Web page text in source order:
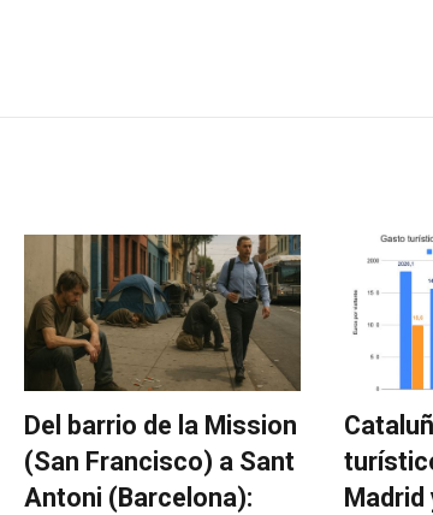
Del barrio de la Mission
(San Francisco) a Sant
Antoni (Barcelona):
Madrid